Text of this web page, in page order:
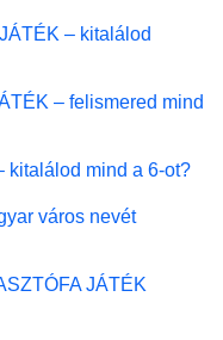
– kitalálod
– felismered mind
kitalálod mind a 6-ot?
város nevét
JÁTÉK